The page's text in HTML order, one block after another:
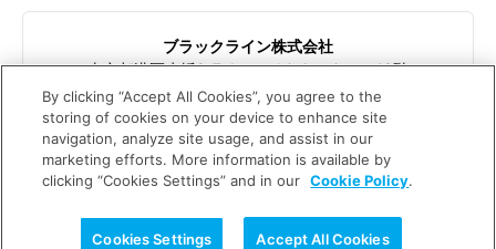
ブラックライン株式会社
東京都港区赤坂9-7-1ミッドタウンタワー18階
contact@blackline.jp
Trust is in the Balance.™
© 2026 BLACKLINE INC.
By clicking “Accept All Cookies”, you agree to the
storing of cookies on your device to enhance site
navigation, analyze site usage, and assist in our
marketing efforts. More information is available by
clicking “Cookies Settings” and in our Cookie Policy.
Cookies Settings Accept All Cookies